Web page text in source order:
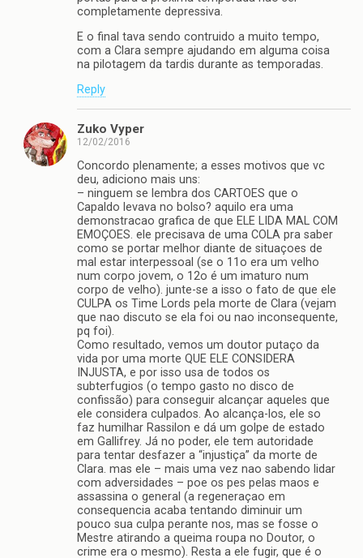
completamente depressiva.
E o final tava sendo contruido a muito tempo,
com a Clara sempre ajudando em alguma coisa
na pilotagem da tardis durante as temporadas.
Reply
Zuko Vyper
12/02/2016
Concordo plenamente; a esses motivos que vc
deu, adiciono mais uns:
– ninguem se lembra dos CARTOES que o
Capaldo levava no bolso? aquilo era uma
demonstracao grafica de que ELE LIDA MAL COM
EMOÇOES. ele precisava de uma COLA pra saber
como se portar melhor diante de situaçoes de
mal estar interpessoal (se o 11o era um velho
num corpo jovem, o 12o é um imaturo num
corpo de velho). junte-se a isso o fato de que ele
CULPA os Time Lords pela morte de Clara (vejam
que nao discuto se ela foi ou nao inconsequente,
pq foi).
Como resultado, vemos um doutor putaço da
vida por uma morte QUE ELE CONSIDERA
INJUSTA, e por isso usa de todos os
subterfugios (o tempo gasto no disco de
confissão) para conseguir alcançar aqueles que
ele considera culpados. Ao alcança-los, ele so
faz humilhar Rassilon e dá um golpe de estado
em Gallifrey. Já no poder, ele tem autoridade
para tentar desfazer a “injustiça” da morte de
Clara. mas ele – mais uma vez nao sabendo lidar
com adversidades – poe os pes pelas maos e
assassina o general (a regeneraçao em
consequencia acaba tentando diminuir um
pouco sua culpa perante nos, mas se fosse o
Mestre atirando a queima roupa no Doutor, o
crime era o mesmo). Resta a ele fugir, que é o